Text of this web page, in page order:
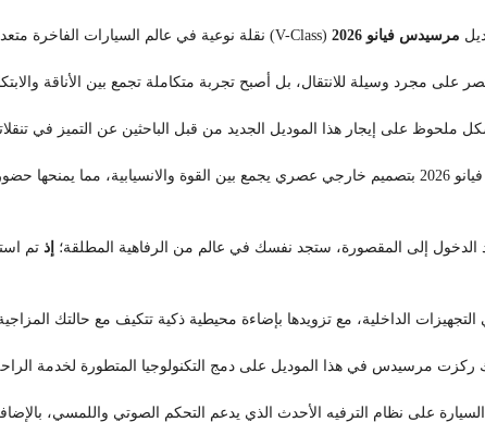
مرسيدس فيانو 2026 (V-Class) نقلة نوعية في عالم السيارات الفاخرة متعددة الاستخدامات
على مجرد وسيلة للانتقال، بل أصبح تجربة متكاملة تجمع بين الأناقة
ملحوظ على إيجار هذا الموديل الجديد من قبل الباحثين عن التميز في
، تتميز مرسيدس فيانو 2026 بتصميم خارجي عصري يجمع بين القوة والانسيابية، مما
الدخول إلى المقصورة، ستجد نفسك في عالم من الرفاهية المطلقة؛ إذ تم
الداخلية، مع تزويدها بإضاءة محيطية ذكية تتكيف مع حالتك
ركزت مرسيدس في هذا الموديل على دمج التكنولوجيا المتطورة لخدمة
على نظام الترفيه الأحدث الذي يدعم التحكم الصوتي واللمسي،